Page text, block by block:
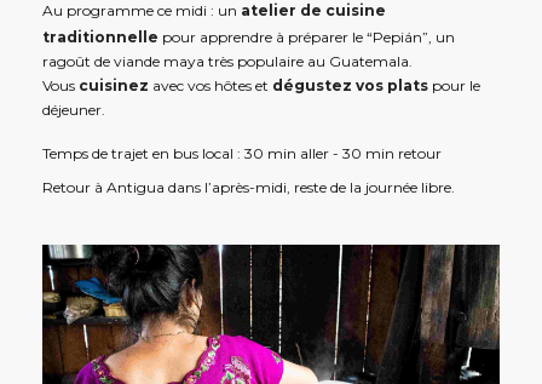
Au programme ce midi : un atelier de cuisine
traditionnelle pour apprendre à préparer le “Pepián”, un
ragoût de viande maya très populaire au Guatemala.
Vous cuisinez avec vos hôtes et dégustez vos plats pour le
déjeuner.
Temps de trajet en bus local : 30 min aller - 30 min retour
Retour à Antigua dans l’après-midi, reste de la journée libre.